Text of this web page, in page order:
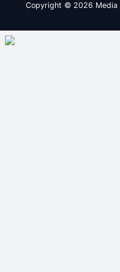
Copyright © 2026 Media